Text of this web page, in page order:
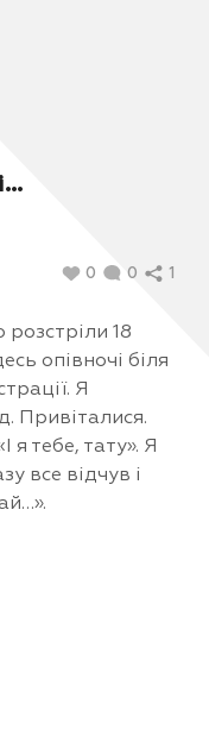
0 0 1
розстріли 18
опівночі біля
Я
Привіталися.
я тебе, тату». Я
все відчув і